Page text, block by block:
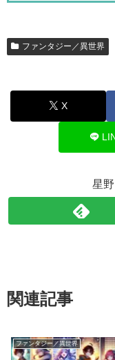
ファンタジー／異世界
X
星
関連記事
ファンタジー／異世界